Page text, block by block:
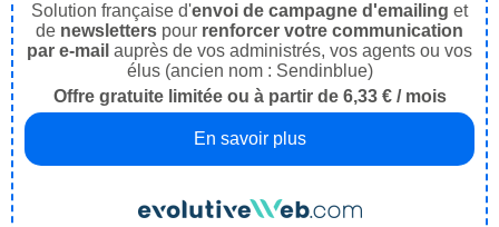
Solution française d'envoi de campagne d'emailing et
de newsletters pour renforcer votre communication
par e-mail auprès de vos administrés, vos agents ou vos
élus (ancien nom : Sendinblue)
Offre gratuite limitée ou à partir de 6,33 € / mois
En savoir plus